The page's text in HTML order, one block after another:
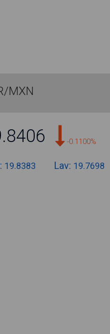
MXN
-0.1100%
19.8383 Lav: 19.7698